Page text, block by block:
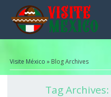
Visite México » Blog Archives
Tag Archives: